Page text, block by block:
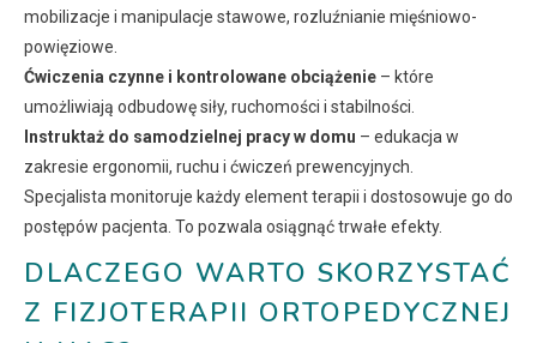
mobilizacje i manipulacje stawowe, rozluźnianie mięśniowo-
powięziowe.
Ćwiczenia czynne i kontrolowane obciążenie – które
umożliwiają odbudowę siły, ruchomości i stabilności.
Instruktaż do samodzielnej pracy w domu – edukacja w
zakresie ergonomii, ruchu i ćwiczeń prewencyjnych.
Specjalista monitoruje każdy element terapii i dostosowuje go do
postępów pacjenta. To pozwala osiągnąć trwałe efekty.
DLACZEGO WARTO SKORZYSTAĆ
Z FIZJOTERAPII ORTOPEDYCZNEJ